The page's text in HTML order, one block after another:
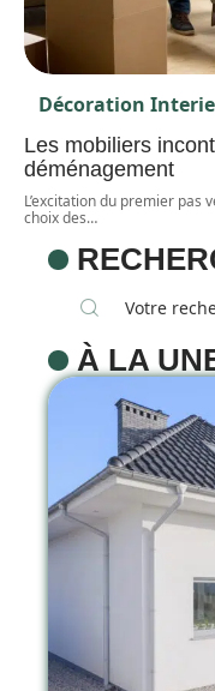
Décoration
Les mobiliers
déménagement
L’excitation du premier pas
choix des…
À LA